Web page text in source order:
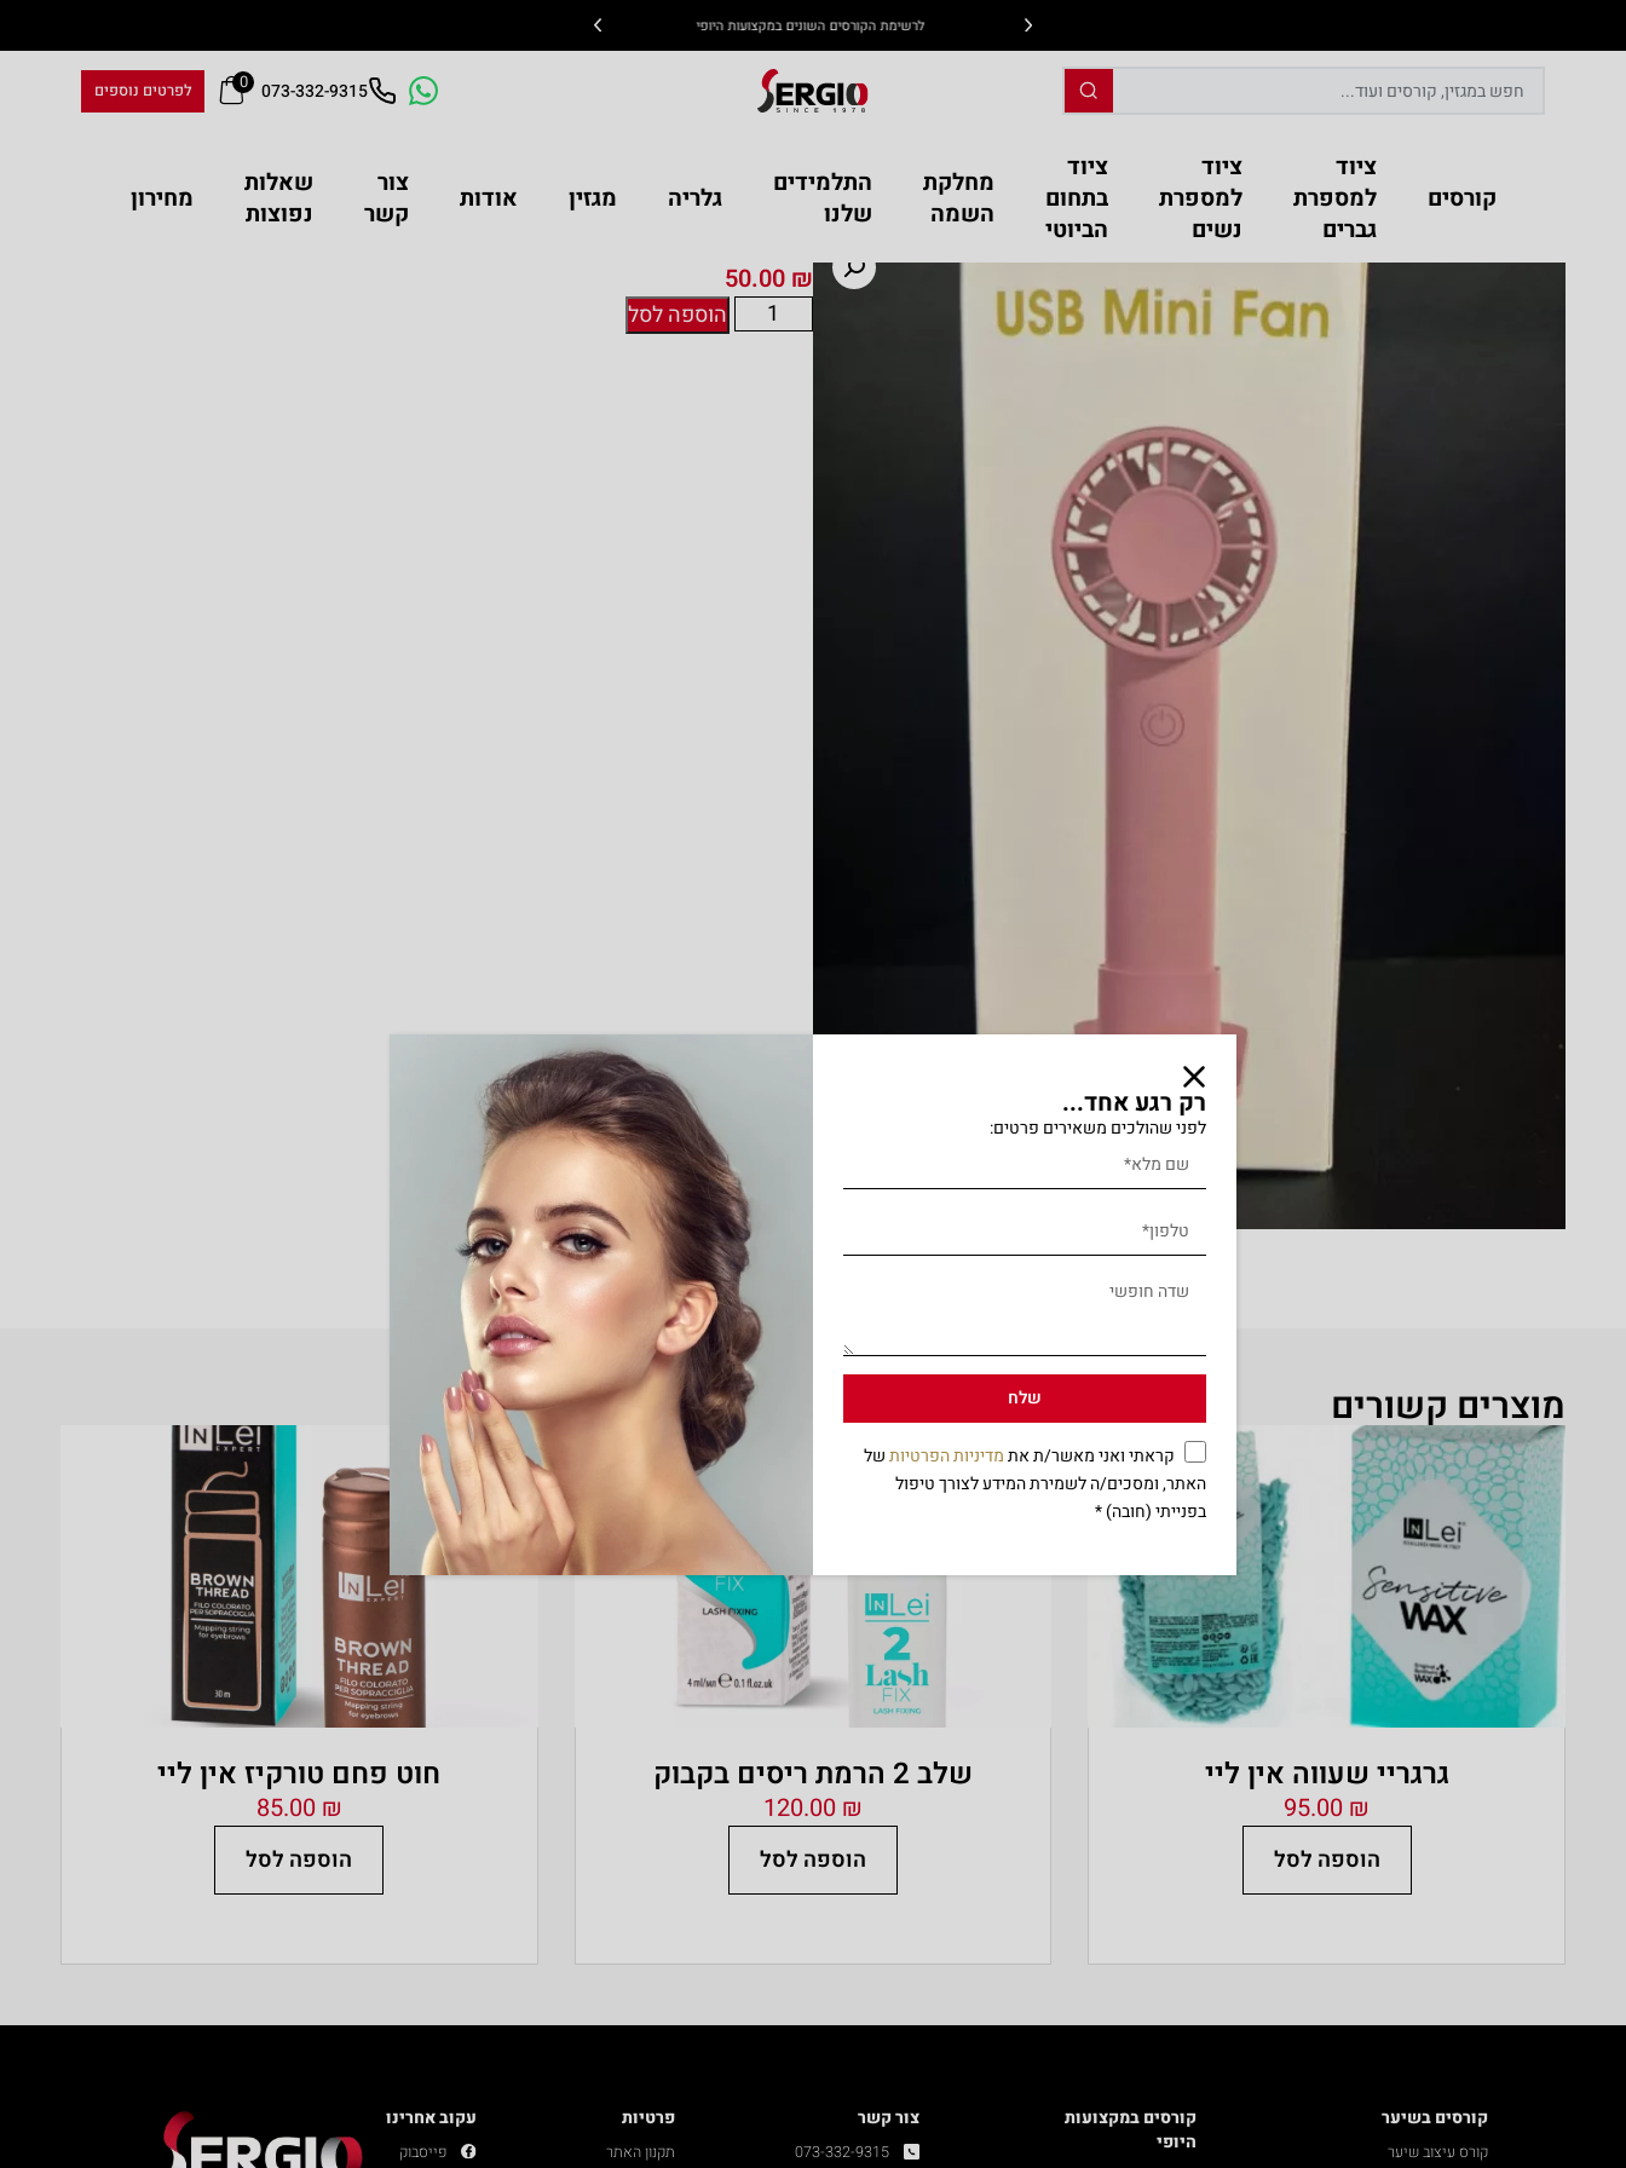
לרשימת הקורסים השונים במקצועות היופי
073-332-9315
0 לפרטים נוספים
קורסים
ציוד
למספרת
גברים
ציוד
למספרת
נשים
ציוד
בתחום
הביוטי
מחלקת
השמה
התלמידים
שלנו
גלריה מגזין אודות
צור
קשר
שאלות
נפוצות
מחירון
50.00 ₪
הוספה לסל
מוצרים קשורים
גרגריי שעווה אין ליי
95.00 ₪
הוספה לסל
שלב 2 הרמת ריסים בקבוק
120.00 ₪
הוספה לסל
חוט פחם טורקיז אין ליי
85.00 ₪
הוספה לסל
קורסים בשיער
קורס עיצוב שיער
קורסים במקצועות
היופי
צור קשר
073-332-9315
פרטיות
תקנון האתר
עקוב אחרינו
פייסבוק
רק רגע אחד...
לפני שהולכים משאירים פרטים:
שלח
קראתי ואני מאשר/ת אתמדיניות הפרטיותשל
האתר, ומסכים/ה לשמירת המידע לצורך טיפול
בפנייתי (חובה) *